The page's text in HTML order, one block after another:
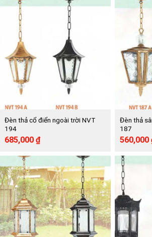
899,000 ₫.là:
490,000 ₫.
Đèn thả cổ điển ngoài trời NVT
194
Giá
là:
1,250,000 ₫.
685,000 ₫Giá
tại
685,000 ₫.
Đèn thả
187
Giá
là:
560,000